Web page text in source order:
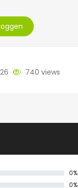
740 views
0%
0%